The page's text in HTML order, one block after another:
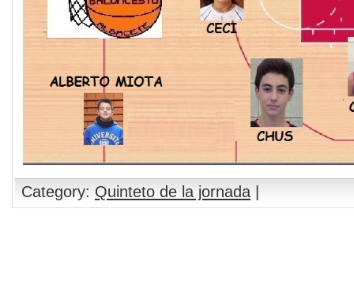
Category: Quinteto de la jornada